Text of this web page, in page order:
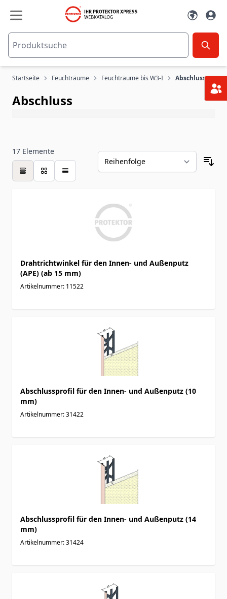
Zum Inhalt springen
Startseite Feuchträume Feuchträume bis W3-I Abschluss
Abschluss
17 Elemente
Tabelle
Drahtrichtwinkel für den Innen- und Außenputz
(APE) (ab 15 mm)
Artikelnummer: 11522
Abschlussprofil für den Innen- und Außenputz (10
mm)
Artikelnummer: 31422
Abschlussprofil für den Innen- und Außenputz (14
mm)
Artikelnummer: 31424